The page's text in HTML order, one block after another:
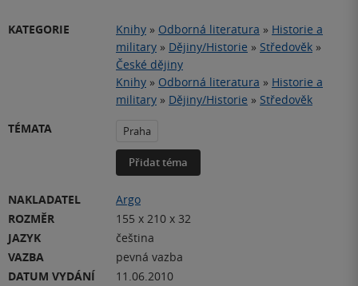
KATEGORIE Knihy » Odborná literatura » Historie a
military » Dějiny/Historie » Středověk »
České dějiny
Knihy » Odborná literatura » Historie a
military » Dějiny/Historie » Středověk
TÉMATA
Praha
Přidat téma
NAKLADATEL
Argo
ROZMĚR
155 x 210 x 32
JAZYK
čeština
VAZBA
pevná vazba
DATUM VYDÁNÍ
11.06.2010